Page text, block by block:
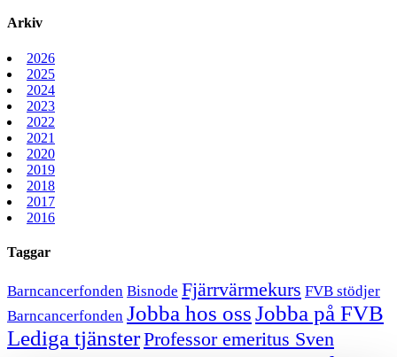
Arkiv
2026
2025
2024
2023
2022
2021
2020
2019
2018
2017
2016
Taggar
Barncancerfonden Bisnode Fjärrvärmekurs FVB stödjer
Barncancerfonden Jobba hos ossJobba på FVB
Lediga tjänsterProfessor emeritus Sven